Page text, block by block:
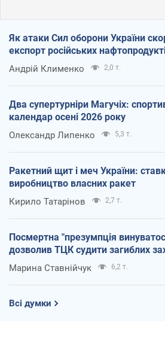
Як атаки Сил оборони України
експорт російських
Андрій Клименко 2,0 т.
Два супертурніри Магучіх:
календар осені 2026 року
Олександр Липенко 5,3 т.
Ракетний щит і меч України:
виробництво власних ракет
Кирило Татарінов 2,7 т.
Посмертна "презумпція
дозволив ТЦК судити загиблих
Марина Ставнійчук 6,2 т.
Всі думки